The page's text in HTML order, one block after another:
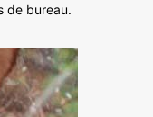
de bureau.